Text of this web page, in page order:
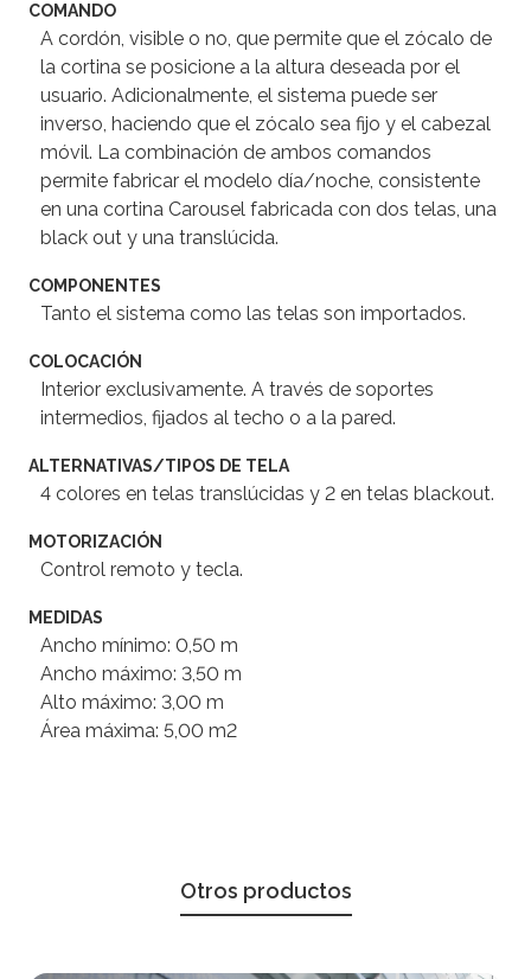
COMANDO
A cordón, visible o no, que permite que el zócalo de
la cortina se posicione a la altura deseada por el
usuario. Adicionalmente, el sistema puede ser
inverso, haciendo que el zócalo sea fijo y el cabezal
móvil. La combinación de ambos comandos
permite fabricar el modelo día/noche, consistente
en una cortina Carousel fabricada con dos telas, una
black out y una translúcida.
COMPONENTES
Tanto el sistema como las telas son importados.
COLOCACIÓN
Interior exclusivamente. A través de soportes
intermedios, fijados al techo o a la pared.
ALTERNATIVAS/TIPOS DE TELA
4 colores en telas translúcidas y 2 en telas blackout.
MOTORIZACIÓN
Control remoto y tecla.
MEDIDAS
Ancho mínimo: 0,50 m
Ancho máximo: 3,50 m
Alto máximo: 3,00 m
Área máxima: 5,00 m2
Otros productos